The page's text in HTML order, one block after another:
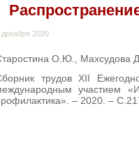
декабря 2020
О.Ю., Махсудова
трудов XII
участием
– 2020. –